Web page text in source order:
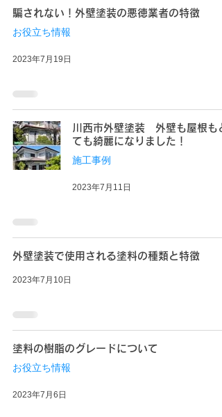
騙されない！外壁塗装の悪徳業者の特徴
お役立ち情報
2023年7月19日
川西市外壁塗装 外壁も屋根も
ても綺麗になりました！
施工事例
2023年7月11日
外壁塗装で使用される塗料の種類と特徴
2023年7月10日
塗料の樹脂のグレードについて
お役立ち情報
2023年7月6日